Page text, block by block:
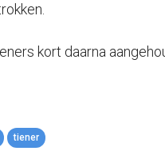
kort daarna
tiener